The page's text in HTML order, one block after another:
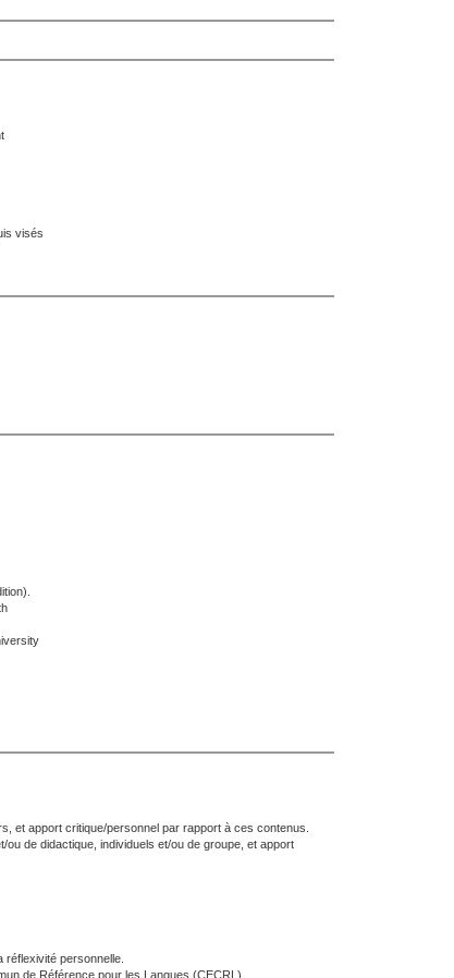
visés
et apport critique/personnel par rapport à ces contenus.
de didactique, individuels et/ou de groupe, et apport
personnelle.
de Référence pour les Langues (CECRL).